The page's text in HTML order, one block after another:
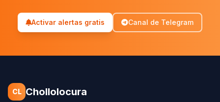
Activar alertas gratis Canal de Telegram
CL Chollolocura